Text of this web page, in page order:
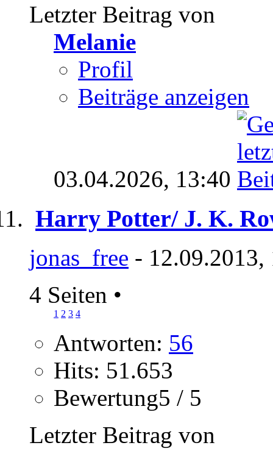
Letzter Beitrag von
Melanie
Profil
Beiträge anzeigen
03.04.2026, 13:40
Harry Potter/ J. K.
jonas_free -
4 Seiten •
1 2 3 4
Antworten: 56
Hits: 51.653
Bewertung5 / 5
Letzter Beitrag von